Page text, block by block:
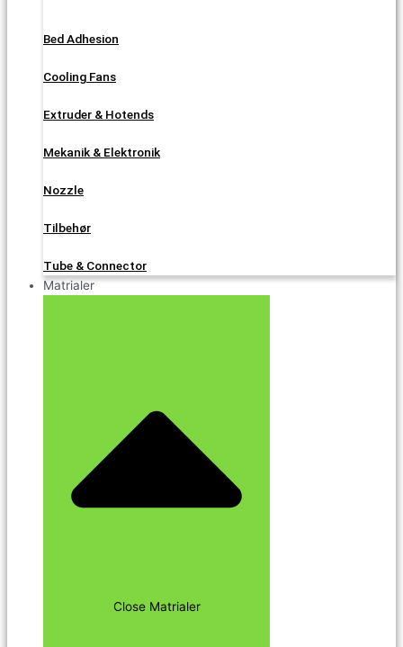
Bed Adhesion
Cooling Fans
Extruder & Hotends
Mekanik & Elektronik
Nozzle
Tilbehør
Tube & Connector
Matrialer
Close Matrialer